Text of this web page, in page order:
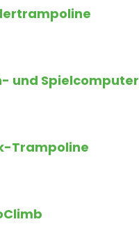
und Spielcomputer
Trampoline